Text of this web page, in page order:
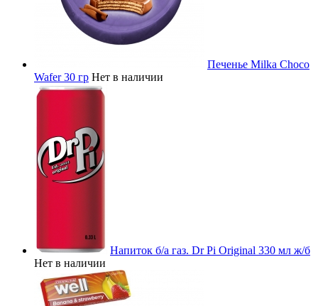
Печенье Milka Choco
Wafer 30 гр Нет в наличии
Напиток б/а газ. Dr Pi Original 330 мл ж/б
Нет в наличии